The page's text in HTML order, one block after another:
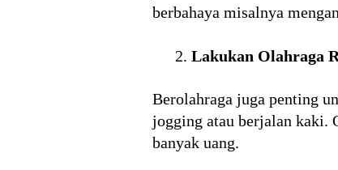
berbahaya misalnya
Lakukan Olahraga
Berolahraga juga penting
jogging atau berjalan kaki.
banyak uang.